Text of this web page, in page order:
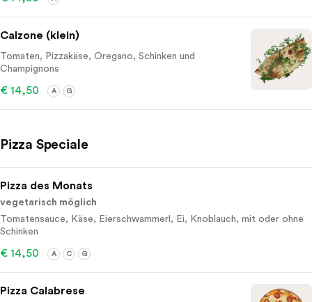
Calzone (klein)
Tomaten, Pizzakäse, Oregano, Schinken und
Champignons
€ 14,50 A G
Pizza Speciale
Pizza des Monats
vegetarisch möglich
Tomatensauce, Käse, Eierschwammerl, Ei, Knoblauch, mit oder ohne
Schinken
€ 14,50 A C G
Pizza Calabrese